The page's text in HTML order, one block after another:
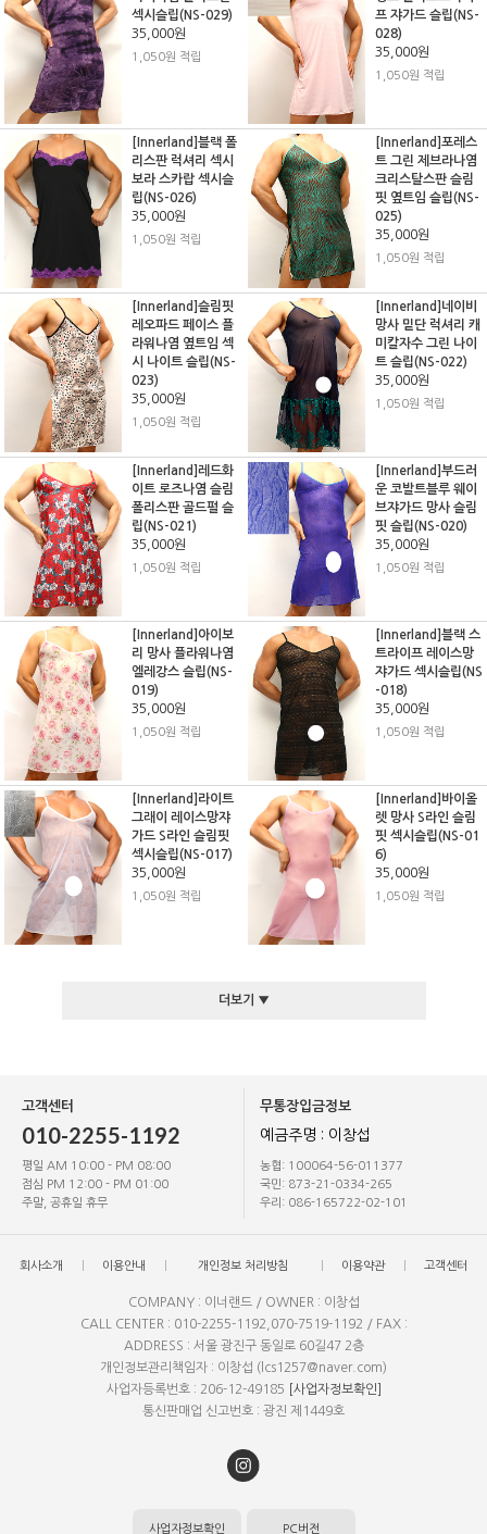
섹시슬립(NS-029)
35,000원
1,050원 적립
프 쟈가드 슬립(NS-
028)
35,000원
1,050원 적립
[Innerland]블랙 폴
리스판 럭셔리 섹시
보라 스카랍 섹시슬
립(NS-026)
35,000원
1,050원 적립
[Innerland]포레스
트 그린 제브라나염
크리스탈스판 슬림
핏 옆트임 슬립(NS-
025)
35,000원
1,050원 적립
[Innerland]슬림핏
레오파드 페이스 플
라워나염 옆트임 섹
시 나이트 슬립(NS-
023)
35,000원
1,050원 적립
[Innerland]네이비
망사 밑단 럭셔리 캐
미칼자수 그린 나이
트 슬립(NS-022)
35,000원
1,050원 적립
[Innerland]레드화
이트 로즈나염 슬림
폴리스판 골드펄 슬
립(NS-021)
35,000원
1,050원 적립
[Innerland]부드러
운 코발트블루 웨이
브쟈가드 망사 슬림
핏 슬립(NS-020)
35,000원
1,050원 적립
[Innerland]아이보
리 망사 플라워나염
엘레강스 슬립(NS-
019)
35,000원
1,050원 적립
[Innerland]블랙 스
트라이프 레이스망
쟈가드 섹시슬립(NS
-018)
35,000원
1,050원 적립
[Innerland]라이트
그래이 레이스망쟈
가드 S라인 슬림핏
섹시슬립(NS-017)
35,000원
1,050원 적립
[Innerland]바이올
렛 망사 S라인 슬림
핏 섹시슬립(NS-01
6)
35,000원
1,050원 적립
더보기 ▼
고객센터
010-2255-1192
평일 AM 10:00 - PM 08:00
점심 PM 12:00 - PM 01:00
주말, 공휴일 휴무
무통장입금정보
예금주명 : 이창섭
농협: 100064-56-011377
국민: 873-21-0334-265
우리: 086-165722-02-101
회사소개 이용안내 개인정보 처리방침 이용약관 고객센터
COMPANY : 이너랜드 / OWNER : 이창섭
CALL CENTER : 010-2255-1192,070-7519-1192 / FAX :
ADDRESS : 서울 광진구 동일로 60길47 2층
개인정보관리책임자 : 이창섭 (lcs1257@naver.com)
사업자등록번호 : 206-12-49185
[사업자정보확인]
통신판매업 신고번호 : 광진 제1449호
사업자정보확인 PC버전